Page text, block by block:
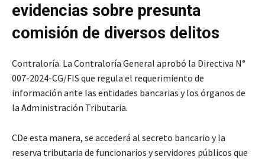
evidencias sobre presunta
comisión de diversos delitos
Contraloría. La Contraloría General aprobó la Directiva N°
007-2024-CG/FIS que regula el requerimiento de
información ante las entidades bancarias y los órganos de
la Administración Tributaria.
CDe esta manera, se accederá al secreto bancario y la
reserva tributaria de funcionarios y servidores públicos que